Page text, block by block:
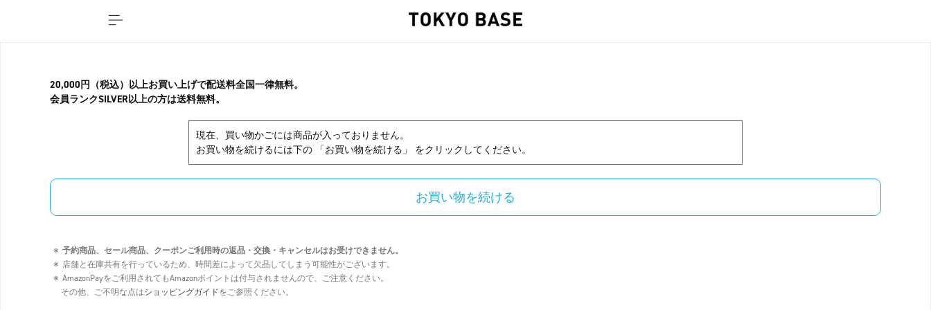
20,000円（税込）以上お買い上げで配送料全国一律無料。
会員ランクSILVER以上の方は送料無料。
現在、買い物かごには商品が入っておりません。
お買い物を続けるには下の 「お買い物を続ける」 をクリックしてください。
予約商品、セール商品、クーポンご利用時の返品・交換・キャンセルはお受けできません。
店舗と在庫共有を行っているため、時間差によって欠品してしまう可能性がございます。
AmazonPayをご利用されてもAmazonポイントは付与されませんので、ご注意ください。
その他、ご不明な点はショッピングガイドをご参照ください。